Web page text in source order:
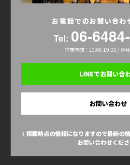
お電話でのお問い合わ
Tel: 06-
営業時間：10:00-19:00 / 定
LINEでお問い合
お問い合わせ
\ 掲載時点の情報になりますので最新の
お問い合わせくだ